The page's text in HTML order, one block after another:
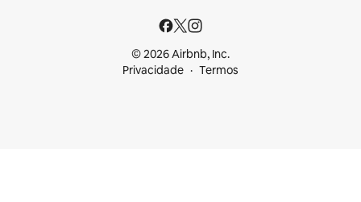
© 2026 Airbnb, Inc.
Privacidade
Termos